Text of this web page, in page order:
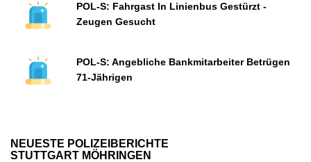
POL-S: Fahrgast In Linienbus Gestürzt -
Zeugen Gesucht
POL-S: Angebliche Bankmitarbeiter Betrügen
71-Jährigen
NEUESTE POLIZEIBERICHTE
STUTTGART MÖHRINGEN